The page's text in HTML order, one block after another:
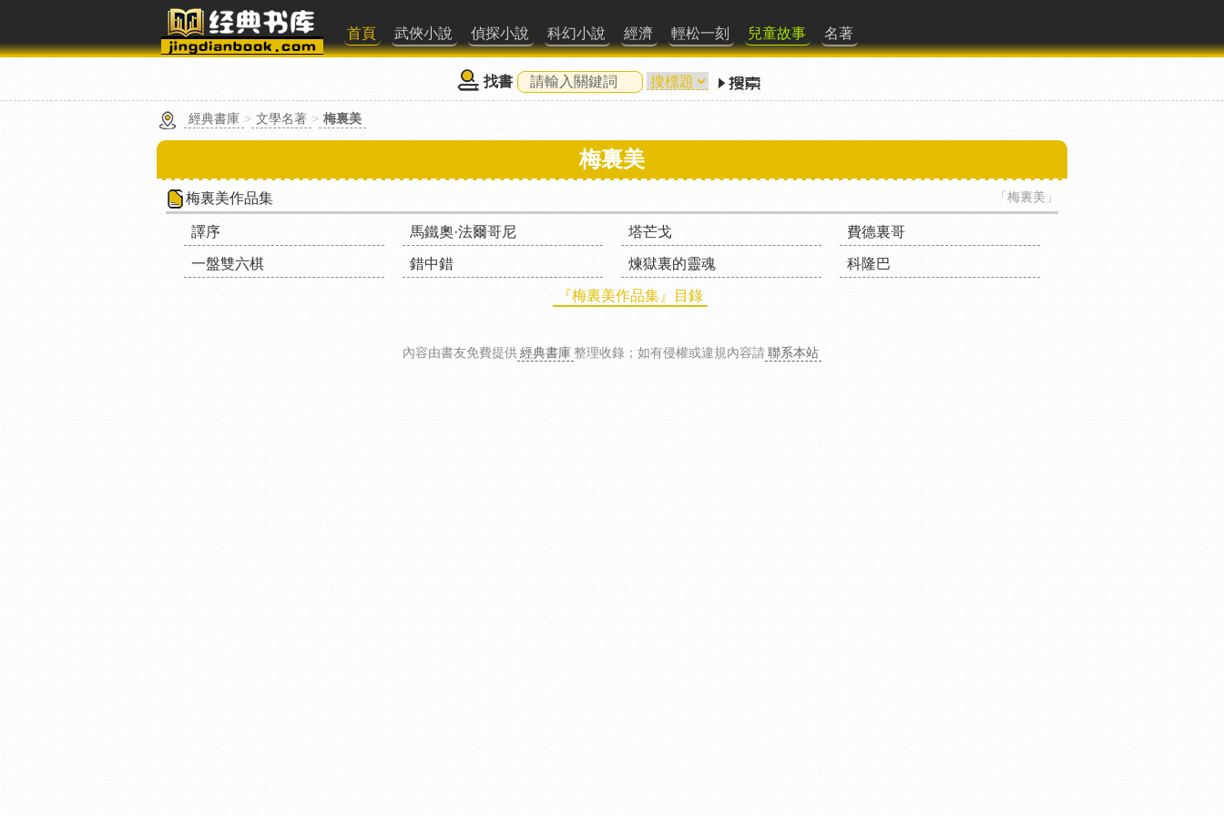
首頁 武俠小說 偵探小說 科幻小說 經濟 輕松一刻 兒童故事 名著
找書
經典書庫 > 文學名著 > 梅裏美
梅裏美
「梅裏美」
梅裏美作品集
譯序 馬鐵奧·法爾哥尼 塔芒戈 費德裏哥
一盤雙六棋 錯中錯 煉獄裏的靈魂 科隆巴
『梅裏美作品集』目錄
內容由書友免費提供經典書庫整理收錄 ；如有侵權或違規內容請聯系本站